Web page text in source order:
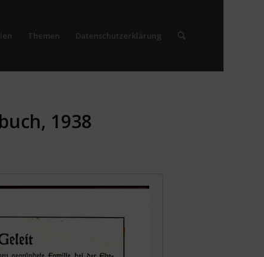
Themen Datenschutzerklärung
1938